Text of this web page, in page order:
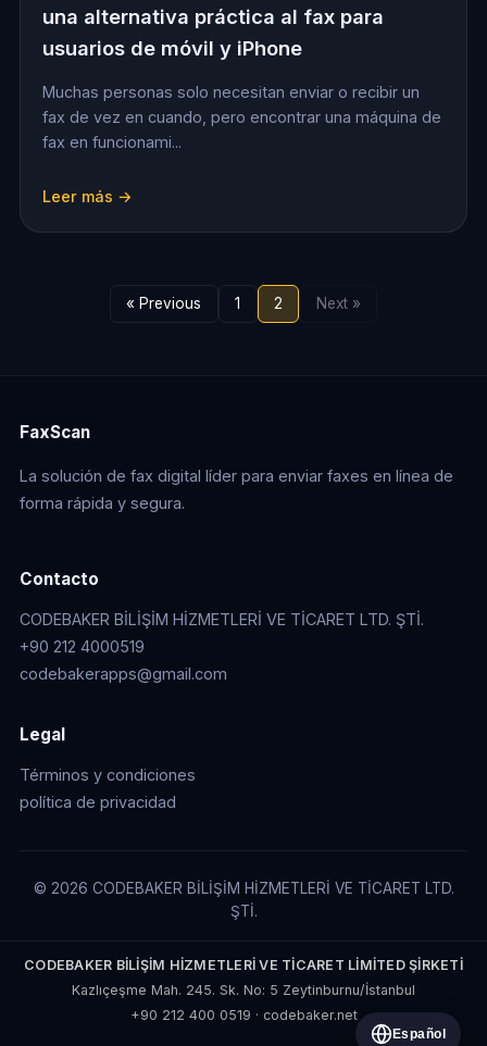
una alternativa práctica al fax para
usuarios de móvil y iPhone
Muchas personas solo necesitan enviar o recibir un
fax de vez en cuando, pero encontrar una máquina de
fax en funcionami...
Leer más →
« Previous 1 2 Next »
FaxScan
La solución de fax digital líder para enviar faxes en línea de
forma rápida y segura.
Contacto
CODEBAKER BİLİŞİM HİZMETLERİ VE TİCARET LTD. ŞTİ.
+90 212 4000519
codebakerapps@gmail.com
Legal
Términos y condiciones
política de privacidad
© 2026 CODEBAKER BİLİŞİM HİZMETLERİ VE TİCARET LTD.
ŞTİ.
CODEBAKER BİLİŞİM HİZMETLERİ VE TİCARET LİMİTED ŞİRKETİ
Kazlıçeşme Mah. 245. Sk. No: 5 Zeytinburnu/İstanbul
+90 212 400 0519 · codebaker.net
Español